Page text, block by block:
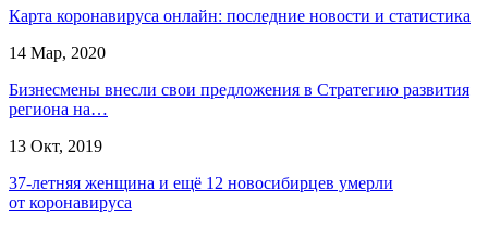
Карта коронавируса онлайн: последние новости и статистика
14 Мар, 2020
Бизнесмены внесли свои предложения в Стратегию развития
региона на…
13 Окт, 2019
37-летняя женщина и ещё 12 новосибирцев умерли
от коронавируса